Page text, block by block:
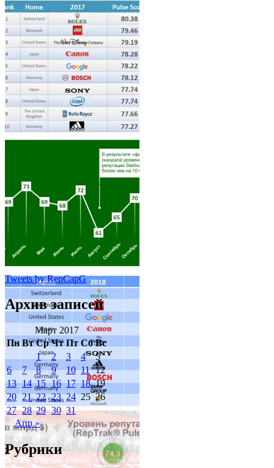
Tweets by RepCapG
Архив записей
Март 2017
Пн Вт Ср Чт Пт Сб Вс
1
2 3 4
5
6
7 8 9 10 11 12
13 14 15 16 17 18 19
20 21 22 23 24 25 26
27 28 29 30 31
Апр »
Рубрики